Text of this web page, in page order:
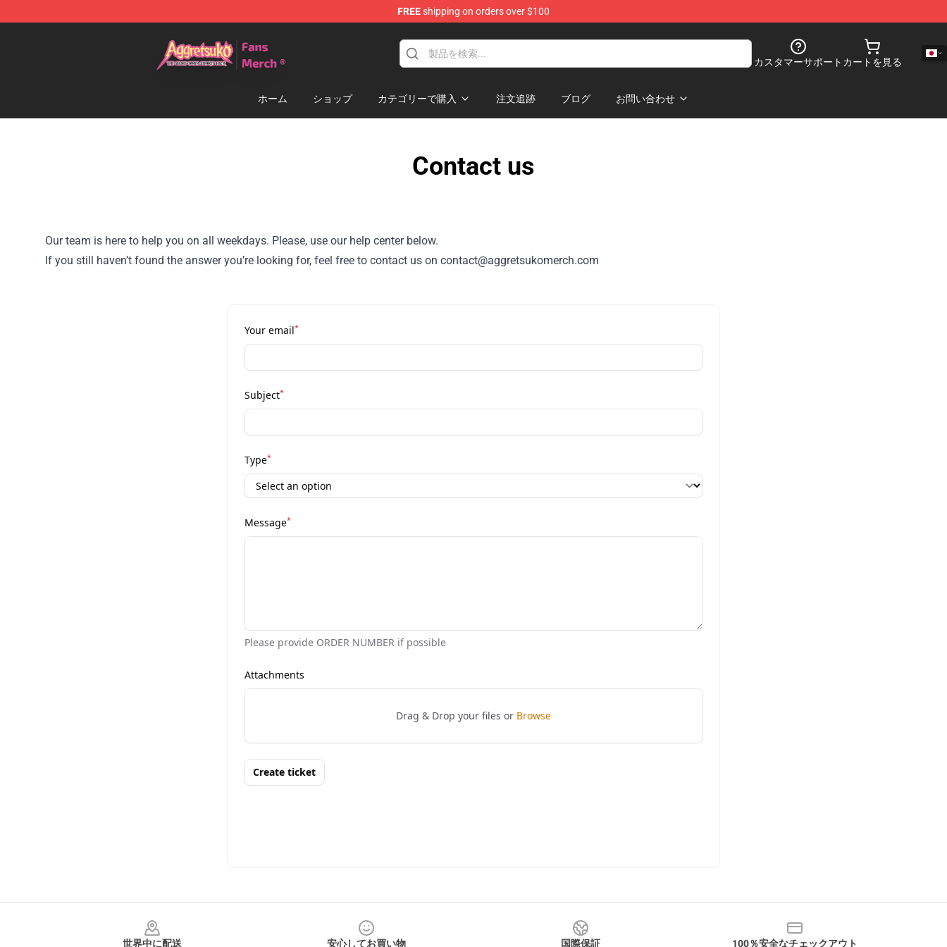
FREEshipping on orders over $100
カスタマーサポート カートを見る
ホーム ショップ カテゴリーで購入 注文追跡 ブログ お問い合わせ
Contact us
Our team is here to help you on all weekdays. Please, use our help center below.
If you still haven’t found the answer you’re looking for, feel free to contact us on contact@aggretsukomerch.com
世界中に配送 安心してお買い物 国際保証 100％安全なチェックアウト